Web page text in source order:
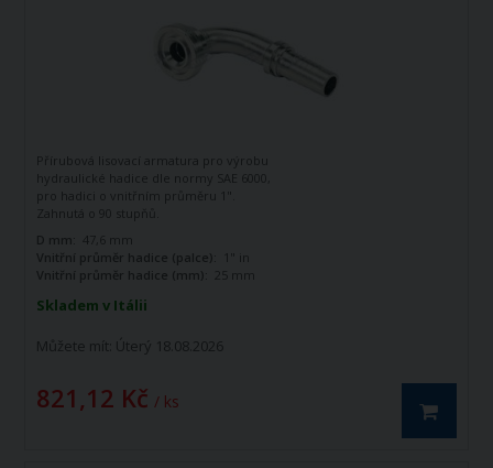
Skladem v Itálii
Můžete mít: Úterý 18.08.2026
821,12 Kč / ks
Přírubová lisovací armatura pro výrobu
hydraulické hadice dle normy SAE 6000,
pro hadici o vnitřním průměru 1".
Zahnutá o 90 stupňů.
D mm:
47,6 mm
Vnitřní průměr hadice (palce):
1" in
Vnitřní průměr hadice (mm):
25 mm